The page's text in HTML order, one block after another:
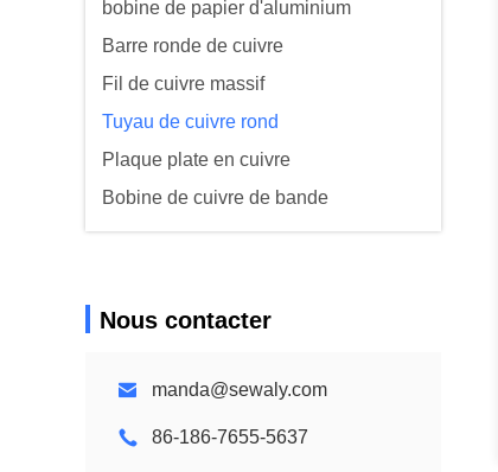
bobine de papier d'aluminium
Barre ronde de cuivre
Fil de cuivre massif
Tuyau de cuivre rond
Plaque plate en cuivre
Bobine de cuivre de bande
Nous contacter
manda@sewaly.com
86-186-7655-5637